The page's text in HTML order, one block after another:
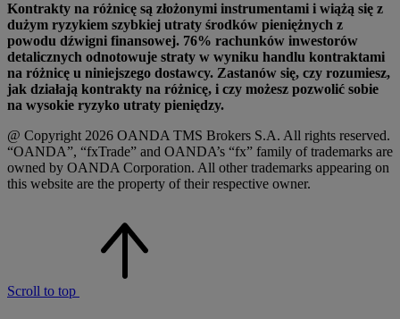
Kontrakty na różnicę są złożonymi instrumentami i wiążą się z
dużym ryzykiem szybkiej utraty środków pieniężnych z
powodu dźwigni finansowej. 76% rachunków inwestorów
detalicznych odnotowuje straty w wyniku handlu kontraktami
na różnicę u niniejszego dostawcy. Zastanów się, czy rozumiesz,
jak działają kontrakty na różnicę, i czy możesz pozwolić sobie
na wysokie ryzyko utraty pieniędzy.
@ Copyright 2026 OANDA TMS Brokers S.A. All rights reserved.
“OANDA”, “fxTrade” and OANDA’s “fx” family of trademarks are
owned by OANDA Corporation. All other trademarks appearing on
this website are the property of their respective owner.
Scroll to top